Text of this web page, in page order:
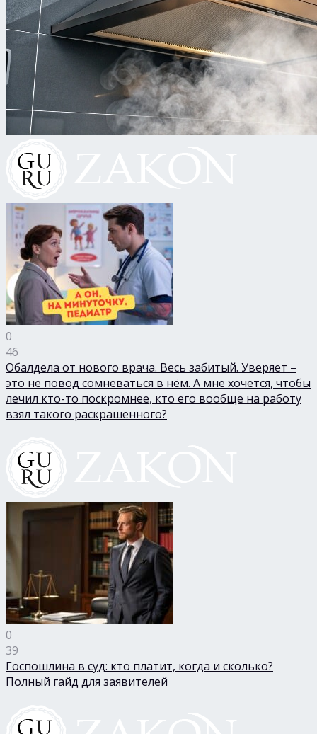
0
46
Обалдела от нового врача. Весь забитый. Уверяет –
это не повод сомневаться в нём. А мне хочется, чтобы
лечил кто-то поскромнее, кто его вообще на работу
взял такого раскрашенного?
0
39
Госпошлина в суд: кто платит, когда и сколько?
Полный гайд для заявителей